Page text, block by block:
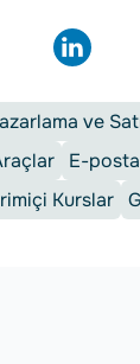
ve
E-
Kurslar